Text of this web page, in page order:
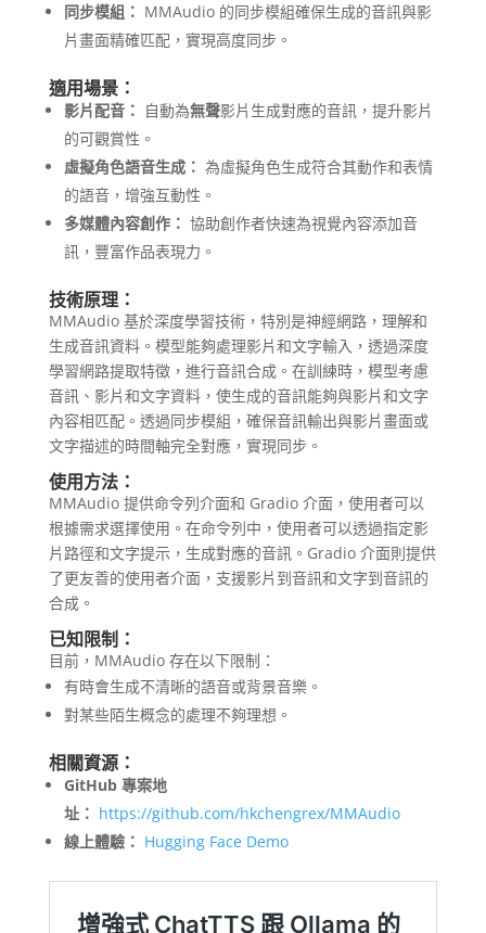
同步模組： MMAudio 的同步模組確保生成的音訊與影
片畫面精確匹配，實現高度同步。
適用場景：
影片配音： 自動為無聲影片生成對應的音訊，提升影片
的可觀賞性。
虛擬角色語音生成： 為虛擬角色生成符合其動作和表情
的語音，增強互動性。
多媒體內容創作： 協助創作者快速為視覺內容添加音
訊，豐富作品表現力。
技術原理：
MMAudio 基於深度學習技術，特別是神經網路，理解和
生成音訊資料。模型能夠處理影片和文字輸入，透過深度
學習網路提取特徵，進行音訊合成。在訓練時，模型考慮
音訊、影片和文字資料，使生成的音訊能夠與影片和文字
內容相匹配。透過同步模組，確保音訊輸出與影片畫面或
文字描述的時間軸完全對應，實現同步。
使用方法：
MMAudio 提供命令列介面和 Gradio 介面，使用者可以
根據需求選擇使用。在命令列中，使用者可以透過指定影
片路徑和文字提示，生成對應的音訊。Gradio 介面則提供
了更友善的使用者介面，支援影片到音訊和文字到音訊的
合成。
已知限制：
目前，MMAudio 存在以下限制：
有時會生成不清晰的語音或背景音樂。
對某些陌生概念的處理不夠理想。
相關資源：
GitHub 專案地
址： https://github.com/hkchengrex/MMAudio
線上體驗： Hugging Face Demo